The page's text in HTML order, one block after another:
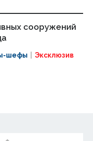
сооружений
шефы Эксклюзив